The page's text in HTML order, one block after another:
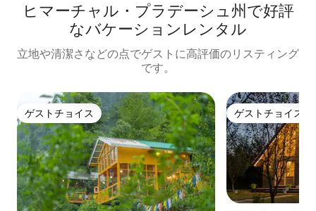
ヒマーチャル・プラデーシュ州で好評
なバケーションレンタル
立地や清潔さなどの点でゲストに高評価のリスティング
です。
ゲストチョイス
ゲストチョイス ゲストチョイス
ゲストチョイス